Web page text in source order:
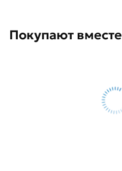
Покупают вместе